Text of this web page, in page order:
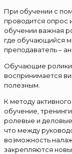
При обучении с
проводится опрос
обучении важная
где обучающийся
преподаватель –
Обучающие ролики
воспринимается
полезным.
К методу
обучение,
ролевые и
что между
возможность
закрепляются